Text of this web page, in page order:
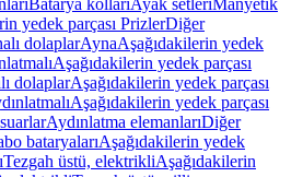
Batarya kollarıAyak setleriManyetik
yedek parçası PrizlerDiğer
dolaplarAynaAşağıdakilerin yedek
Aşağıdakilerin yedek parçası
dolaplarAşağıdakilerin yedek parçası
Aşağıdakilerin yedek parçası
Aydınlatma elemanlarıDiğer
bataryalarıAşağıdakilerin yedek
Tezgah üstü, elektrikliAşağıdakilerin